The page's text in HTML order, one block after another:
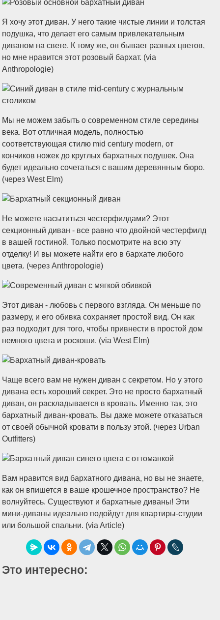
Я хочу этот диван. У него такие чистые линии и толстая
подушка, что делает его самым привлекательным
диваном на свете. К тому же, он бывает разных цветов,
но мне нравится этот розовый бархат. (via
Anthropologie)
Мы не можем забыть о современном стиле середины
века. Вот отличная модель, полностью
соответствующая стилю mid century modern, от
кончиков ножек до круглых бархатных подушек. Она
будет идеально сочетаться с вашим деревянным бюро.
(через West Elm)
Не можете насытиться честерфилдами? Этот
секционный диван - все равно что двойной честерфилд
в вашей гостиной. Только посмотрите на всю эту
отделку! И вы можете найти его в бархате любого
цвета. (через Anthropologie)
Этот диван - любовь с первого взгляда. Он меньше по
размеру, и его обивка сохраняет простой вид. Он как
раз подходит для того, чтобы привнести в простой дом
немного цвета и роскоши. (via West Elm)
Чаще всего вам не нужен диван с секретом. Но у этого
дивана есть хороший секрет. Это не просто бархатный
диван, он раскладывается в кровать. Именно так, это
бархатный диван-кровать. Вы даже можете отказаться
от своей обычной кровати в пользу этой. (через Urban
Outfitters)
Вам нравится вид бархатного дивана, но вы не знаете,
как он впишется в ваше крошечное пространство? Не
волнуйтесь. Существуют и бархатные диваны! Эти
мини-диваны идеально подойдут для квартиры-студии
или большой спальни. (via Article)
Это интересно: